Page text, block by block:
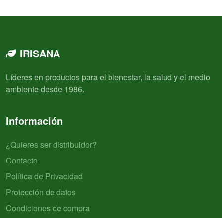
IRISANA
Líderes en productos para el bienestar, la salud y el medio
ambiente desde 1986.
Información
¿Quieres ser distribuidor?
Contacto
Política de Privacidad
Protección de datos
Condiciones de compra